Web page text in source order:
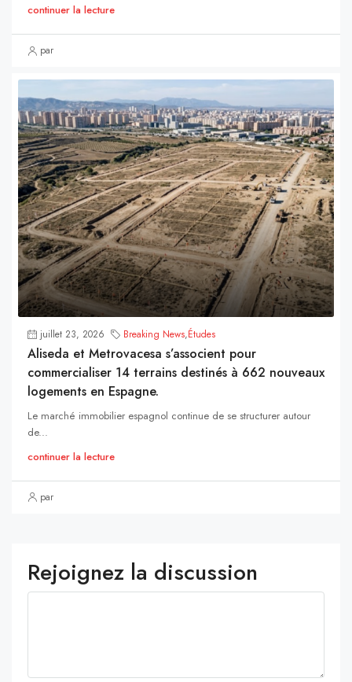
continuer la lecture
par
juillet 23, 2026 Breaking News,Études
Aliseda et Metrovacesa s’associent pour
commercialiser 14 terrains destinés à 662 nouveaux
logements en Espagne.
Le marché immobilier espagnol continue de se structurer autour
de...
continuer la lecture
par
Rejoignez la discussion